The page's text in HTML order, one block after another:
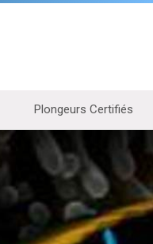
Plongeurs Certifiés